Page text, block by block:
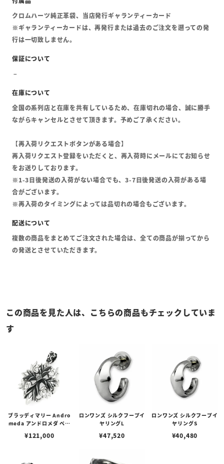
クロムハーツ純正革袋、当店発行ギャランティーカード
※ギャランティーカードは、再発行または過去のご注文を遡っての発
行は一切致しません。
全国の系列店と在庫を共有しているため、在庫切れの場合、誠に勝手
ながらキャンセルとさせて頂きます。予めご了承ください。
【再入荷リクエストボタンがある場合】
再入荷リクエスト登録をいただくと、再入荷時にメールにてお知らせ
をお送りしております。
※1-3日後発送の入荷がない場合でも、3-7日後発送の入荷がある場
合がございます。
※再入荷のタイミングによっては品切れの場合もございます。
複数の商品をまとめてご注文された場合は、全ての商品が揃ってから
の発送とさせていただきます。
この商品を見た人は、こちらの商品もチェックしていま
す
ブラッディマリー Andro
meda アンドロメダ ペン
¥121,000
ロンワンズ シルクフープイ
ヤリングL
¥47,520
ロンワンズ シルクフープイ
ヤリングS
¥40,480